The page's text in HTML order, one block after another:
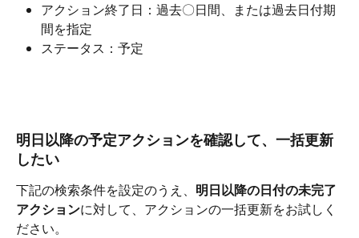
アクション終了日：過去〇日間、または過去日付期
間を指定
ステータス：予定​
明日以降の予定アクションを確認して、一括更新
したい
下記の検索条件を設定のうえ、 明日以降の日付の未完了
アクションに対して、アクションの一括更新をお試しく
ださい。